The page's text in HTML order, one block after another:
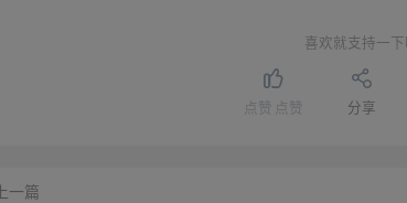
喜欢就支持一下
点赞 点赞 分享
上一篇